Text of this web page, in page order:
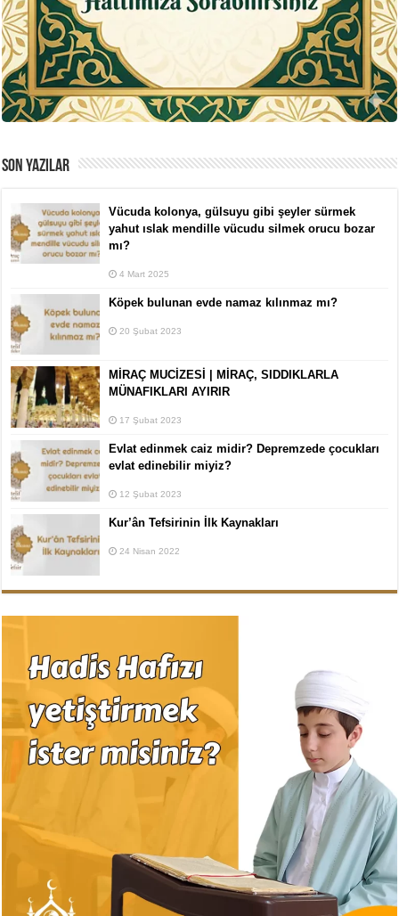
SON YAZILAR
Vücuda kolonya, gülsuyu gibi şeyler sürmek
yahut ıslak mendille vücudu silmek orucu bozar
mı?
4 Mart 2025
Köpek bulunan evde namaz kılınmaz mı?
20 Şubat 2023
MİRAÇ MUCİZESİ | MİRAÇ, SIDDIKLARLA
MÜNAFIKLARI AYIRIR
17 Şubat 2023
Evlat edinmek caiz midir? Depremzede çocukları
evlat edinebilir miyiz?
12 Şubat 2023
Kur’ân Tefsirinin İlk Kaynakları
24 Nisan 2022